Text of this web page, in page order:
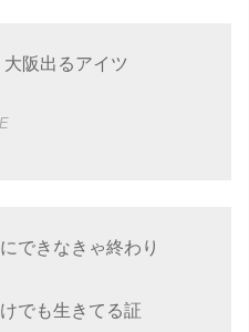
阪出るアイツ
できなきゃ終わり
でも生きてる証